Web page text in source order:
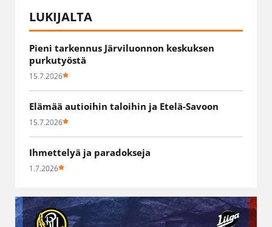
LUKIJALTA
Pieni tarkennus Järviluonnon keskuksen
purkutyöstä
15.7.2026
Elämää autioihin taloihin ja Etelä-Savoon
15.7.2026
Ihmettelyä ja paradokseja
1.7.2026